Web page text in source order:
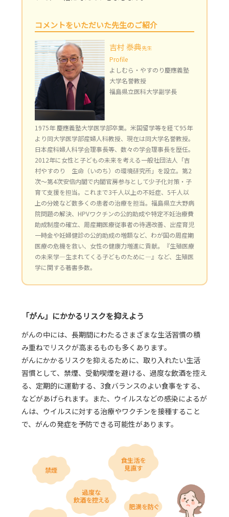
コメントをいただいた先生のご紹介
吉村 𣳾典先生
Profile
よしむら・やすのり慶應義塾
大学名誉教授
福島県立医科大学副学長
1975年 慶應義塾大学医学部卒業。米国留学等を経て95年
より同大学医学部産婦人科教授、現在は同大学名誉教授。
日本産科婦人科学会理事長等、数々の学会理事長を歴任。
2012年に女性と子どもの未来を考える一般社団法人「吉
村やすのり 生命（いのち）の環境研究所」を設立。第2
次～第4次安倍内閣で内閣官房参与として少子化対策・子
育て支援を担当。これまで3千人以上の不妊症、5千人以
上の分娩など数多くの患者の治療を担当。福島県立大野病
院問題の解決、HPVワクチンの公的助成や特定不妊治療費
助成制度の確立、周産期医療従事者の待遇改善、出産育児
一時金や妊婦健診の公的助成の増額など、わが国の周産期
医療の危機を救い、女性の健康力増進に貢献。『生殖医療
の未来学―生まれてくる子どものために―』など、生殖医
学に関する著書多数。
「がん」にかかるリスクを抑えよう
がんの中には、長期間にわたるさまざまな生活習慣の積
み重ねでリスクが高まるものも多くあります。
がんにかかるリスクを抑えるために、取り入れたい生活
習慣として、禁煙、受動喫煙を避ける、過度な飲酒を控え
る、定期的に運動する、3食バランスのよい食事をする、
などがあげられます。また、ウイルスなどの感染によるが
んは、ウイルスに対する治療やワクチンを接種すること
で、がんの発症を予防できる可能性があります。